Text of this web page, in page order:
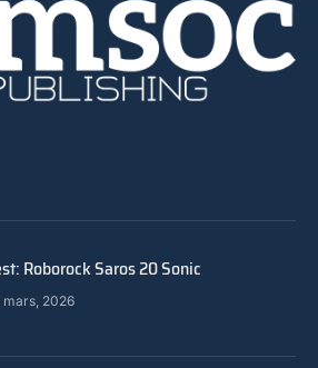
Roborock Saros 20 Sonic
mars, 2026